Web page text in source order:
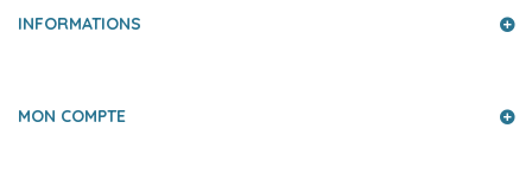
INFORMATIONS
MON COMPTE